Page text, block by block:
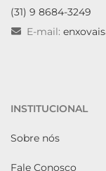
(31) 9 8684-3249
E-mail:
INSTITUCIONAL
Sobre nós
Fale Conosco